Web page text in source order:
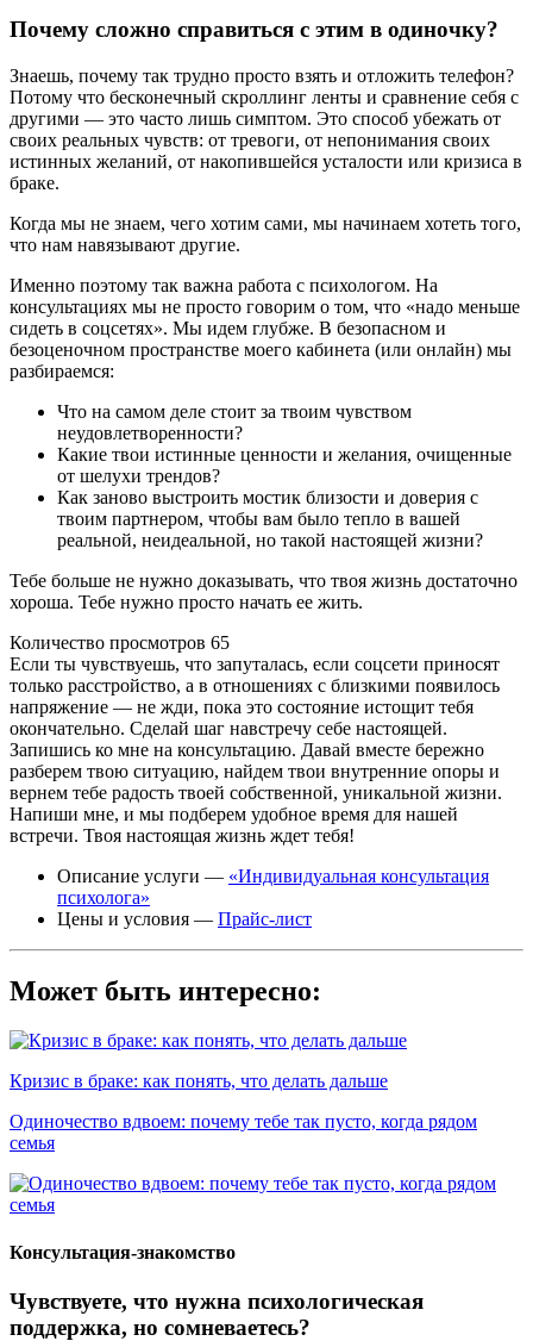
Почему сложно справиться с этим в одиночку?
Знаешь, почему так трудно просто взять и отложить телефон?
Потому что бесконечный скроллинг ленты и сравнение себя с
другими — это часто лишь симптом. Это способ убежать от
своих реальных чувств: от тревоги, от непонимания своих
истинных желаний, от накопившейся усталости или кризиса в
браке.
Когда мы не знаем, чего хотим сами, мы начинаем хотеть того,
что нам навязывают другие.
Именно поэтому так важна работа с психологом. На
консультациях мы не просто говорим о том, что «надо меньше
сидеть в соцсетях». Мы идем глубже. В безопасном и
безоценочном пространстве моего кабинета (или онлайн) мы
разбираемся:
Что на самом деле стоит за твоим чувством
неудовлетворенности?
Какие твои истинные ценности и желания, очищенные
от шелухи трендов?
Как заново выстроить мостик близости и доверия с
твоим партнером, чтобы вам было тепло в вашей
реальной, неидеальной, но такой настоящей жизни?
Тебе больше не нужно доказывать, что твоя жизнь достаточно
хороша. Тебе нужно просто начать ее жить.
Количество просмотров 65
Если ты чувствуешь, что запуталась, если соцсети приносят
только расстройство, а в отношениях с близкими появилось
напряжение — не жди, пока это состояние истощит тебя
окончательно. Сделай шаг навстречу себе настоящей.
Запишись ко мне на консультацию. Давай вместе бережно
разберем твою ситуацию, найдем твои внутренние опоры и
вернем тебе радость твоей собственной, уникальной жизни.
Напиши мне, и мы подберем удобное время для нашей
встречи. Твоя настоящая жизнь ждет тебя!
Описание услуги — «Индивидуальная консультация
психолога»
Цены и условия — Прайс-лист
Может быть интересно:
Кризис в браке: как понять, что делать дальше
Одиночество вдвоем: почему тебе так пусто, когда рядом
семья
Консультация-знакомство
Чувствуете, что нужна психологическая
поддержка, но сомневаетесь?